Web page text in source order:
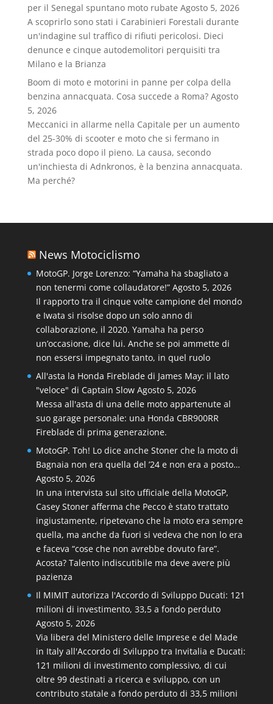
per il Senegal spuntano moto rubate Agosto 5, 2026
A scoprirlo sono stati i Carabinieri Forestali durante
un'indagine sul traffico di rifiuti pericolosi. Dieci
denunce e cinque autodemolitori perquisiti tra
Milano e la Brianza
Boom di moto e motorini in panne per colpa della
benzina annacquata. Cosa succede a Roma? Agosto
5, 2026
Meccanici in allarme nella Capitale per un aumento
del 25-30% di scooter e moto che si fermano in
strada poco dopo il pieno. La causa, secondo
un'inchiesta di Adnkronos, è la benzina annacquata.
Ma perché?
News Motociclismo
MotoGP. Jorge Lorenzo: “Yamaha ha sbagliato a
non tenermi come collaudatore!” Agosto 5, 2026
Il rapporto tra il cinque volte campione del mondo
e Iwata si risolse dopo un solo anno di
collaborazione, il 2020. Yamaha ha perso
un’occasione, dice lui. Anche se poi ammette di
non essersi impegnato tanto, in quel ruolo
All'asta la Honda Fireblade di James May: il lato
"veloce" di Captain Slow Agosto 5, 2026
Messa all'asta di una delle moto appartenute al
suo garage personale: una Honda CBR900RR
Fireblade di prima generazione.
MotoGP. Toh! Lo dice anche Stoner che la moto di
Bagnaia non era quella del ’24 e non era a posto…
Agosto 5, 2026
In una intervista sul sito ufficiale della MotoGP,
Casey Stoner afferma che Pecco è stato trattato
ingiustamente, ripetevano che la moto era sempre
quella, ma anche da fuori si vedeva che non lo era
e faceva “cose che non avrebbe dovuto fare”.
Acosta? Talento indiscutibile ma deve avere più
pazienza
Il MIMIT autorizza l'Accordo di Sviluppo Ducati: 121
milioni di investimento, 33,5 a fondo perduto
Agosto 5, 2026
Via libera del Ministero delle Imprese e del Made
in Italy all'Accordo di Sviluppo tra Invitalia e Ducati:
121 milioni di investimento complessivo, di cui
oltre 99 destinati a ricerca e sviluppo, con un
contributo statale a fondo perduto di 33,5 milioni